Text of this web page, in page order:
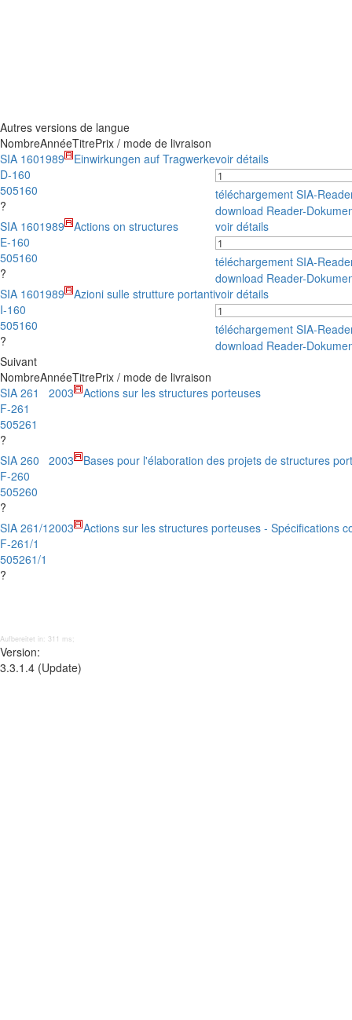
Autres versions de langue
NombreAnnéeTitrePrix / mode de livraison
SIA 160
D-160
505160
?
1989 Einwirkungen auf Tragwerkevoir détails
téléchargement SIA-
download Reader-
SIA 160
E-160
505160
?
1989 Actions on structures voir détails
téléchargement SIA-
download Reader-
SIA 160
I-160
505160
?
1989 Azioni sulle strutture portantivoir détails
téléchargement SIA-
download Reader-
Suivant
NombreAnnéeTitrePrix / mode de livraison
SIA 261
F-261
505261
?
2003 Actions sur les structures porteuses
SIA 260
F-260
505260
?
2003 Bases pour l'élaboration des projets de structures
SIA 261/1
F-261/1
505261/1
?
2003 Actions sur les structures porteuses - Spécifications
Aufbereitet in: 311 ms;
Version:
3.3.1.4 (Update)